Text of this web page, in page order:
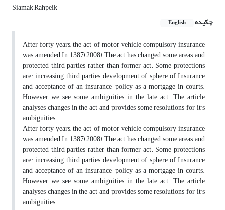
Siamak Rahpeik
چکیده
English
After forty years, the act of motor vehicle compulsory insurance
was amended In 1387(2008).The act has changed some areas and
protected third parties rather than former act. Some protections
are: increasing third parties, development of sphere of Insurance
and acceptance of an insurance policy as a mortgage in courts.
However we see some ambiguities in the late act. The article
analyses changes in the act and provides some resolutions for it's
ambiguities.
After forty years, the act of motor vehicle compulsory insurance
was amended In 1387(2008).The act has changed some areas and
protected third parties rather than former act. Some protections
are: increasing third parties, development of sphere of Insurance
and acceptance of an insurance policy as a mortgage in courts.
However we see some ambiguities in the late act. The article
analyses changes in the act and provides some resolutions for it's
ambiguities.